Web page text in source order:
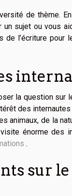
de thème.
sujet ou vous
l’écriture pour
la question sur
des
animaux, de la
énorme des
.
sur